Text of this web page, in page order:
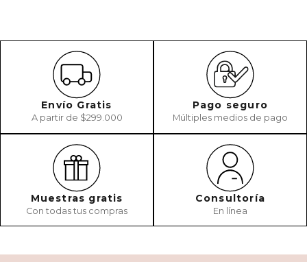
Envío Gratis
A partir de $299.000
Pago seguro
Múltiples medios de pago
Muestras gratis
Con todas tus compras
Consultoría
En línea